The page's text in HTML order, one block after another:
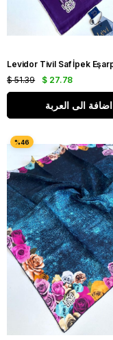
$ 27.78
$ 51.39
اضافة الى العربة